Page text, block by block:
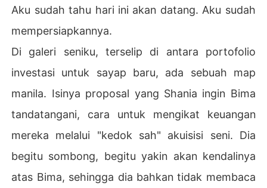
Aku sudah tahu hari ini akan datang. Aku sudah
mempersiapkannya.
Di galeri seniku, terselip di antara portofolio
investasi untuk sayap baru, ada sebuah map
manila. Isinya proposal yang Shania ingin Bima
tandatangani, cara untuk mengikat keuangan
mereka melalui "kedok sah" akuisisi seni. Dia
begitu sombong, begitu yakin akan kendalinya
atas Bima, sehingga dia bahkan tidak membaca